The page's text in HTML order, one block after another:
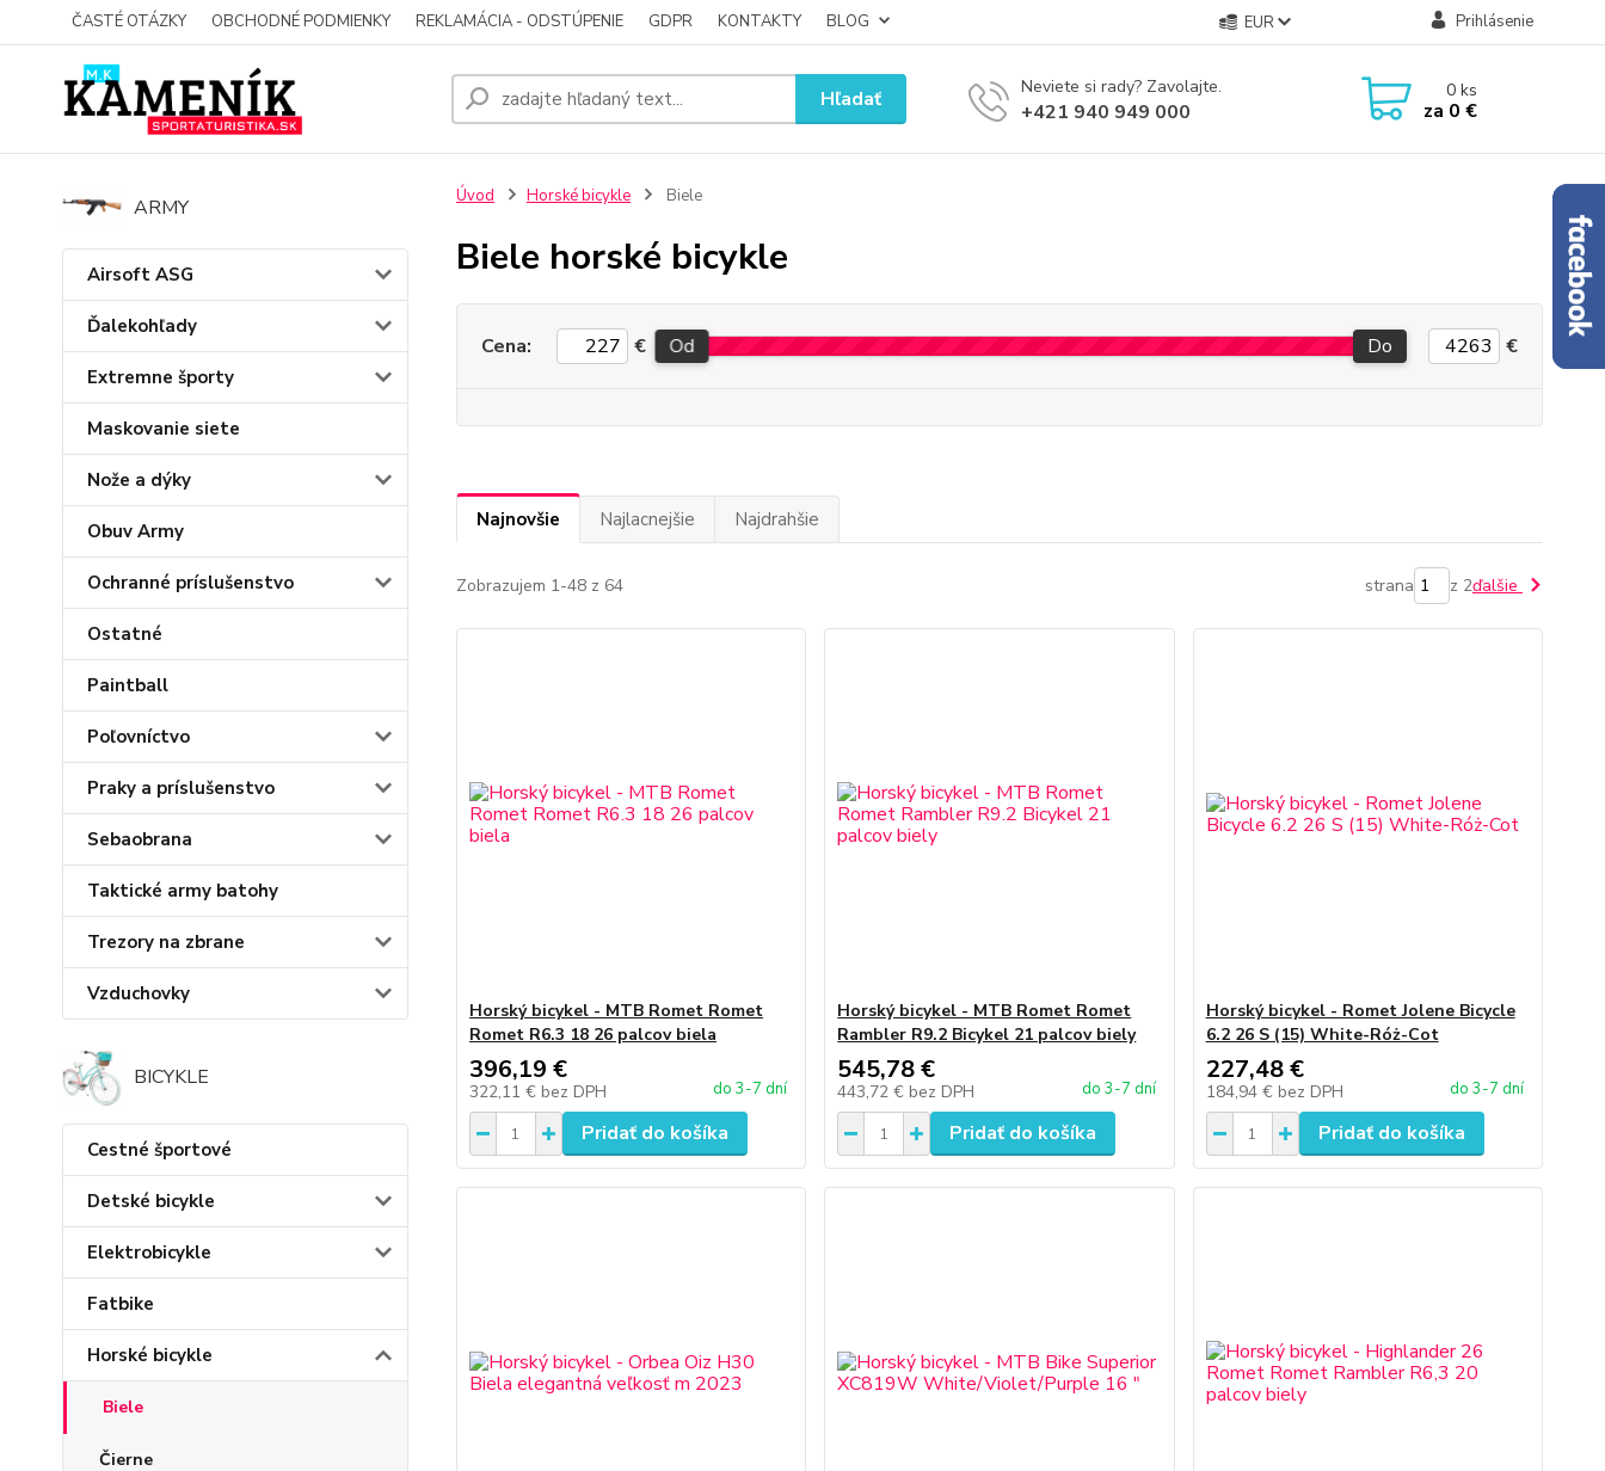
ČASTÉ OTÁZKY OBCHODNÉ PODMIENKY REKLAMÁCIA - ODSTÚPENIE GDPR KONTAKTY BLOG EUR Prihlásenie
Hľadať Neviete si rady? Zavolajte.
+421 940 949 000
0ks
za 0 €
ARMY
Airsoft ASG
Ďalekohľady
Extremne športy
Maskovanie siete
Nože a dýky
Obuv Army
Ochranné príslušenstvo
Ostatné
Paintball
Poľovníctvo
Praky a príslušenstvo
Sebaobrana
Taktické army batohy
Trezory na zbrane
Vzduchovky
BICYKLE
Cestné športové
Detské bicykle
Elektrobicykle
Fatbike
Horské bicykle
Biele
Čierne
Úvod Horské bicykle Biele
Biele horské bicykle
Cena: € Od Do €
Najnovšie Najlacnejšie Najdrahšie
Zobrazujem 1-48 z 64 strana z 2ďalšie
Horský bicykel - MTB Romet Romet
Romet R6.3 18 26 palcov biela
396,19 €
322,11 € bez DPH do 3-7 dní
Pridať do košíka
Horský bicykel - MTB Romet Romet
Rambler R9.2 Bicykel 21 palcov biely
545,78 €
443,72 € bez DPH do 3-7 dní
Pridať do košíka
Horský bicykel - Romet Jolene Bicycle
6.2 26 S (15) White-Róż-Cot
227,48 €
184,94 € bez DPH do 3-7 dní
Pridať do košíka